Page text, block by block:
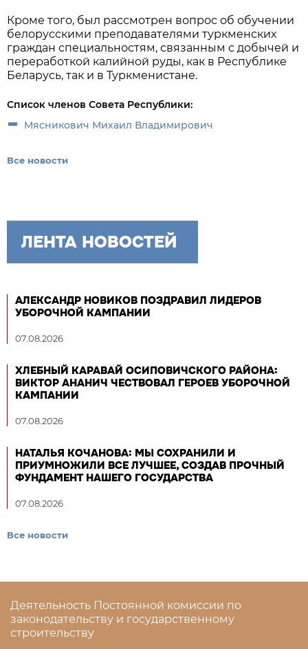
Кроме того, был рассмотрен вопрос об обучении
белорусскими преподавателями туркменских
граждан специальностям, связанным с добычей и
переработкой калийной руды, как в Республике
Беларусь, так и в Туркменистане.
Список членов Совета Республики:
Мясникович Михаил Владимирович
Все новости
ЛЕНТА НОВОСТЕЙ
АЛЕКСАНДР НОВИКОВ ПОЗДРАВИЛ ЛИДЕРОВ
УБОРОЧНОЙ КАМПАНИИ
07.08.2026
ХЛЕБНЫЙ КАРАВАЙ ОСИПОВИЧСКОГО РАЙОНА:
ВИКТОР АНАНИЧ ЧЕСТВОВАЛ ГЕРОЕВ УБОРОЧНОЙ
КАМПАНИИ
07.08.2026
НАТАЛЬЯ КОЧАНОВА: МЫ СОХРАНИЛИ И
ПРИУМНОЖИЛИ ВСЕ ЛУЧШЕЕ, СОЗДАВ ПРОЧНЫЙ
ФУНДАМЕНТ НАШЕГО ГОСУДАРСТВА
07.08.2026
Все новости
Деятельность Постоянной комиссии по
законодательству и государственному
строительству